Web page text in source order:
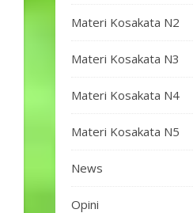
Materi Kosakata N2
Materi Kosakata N3
Materi Kosakata N4
Materi Kosakata N5
News
Opini